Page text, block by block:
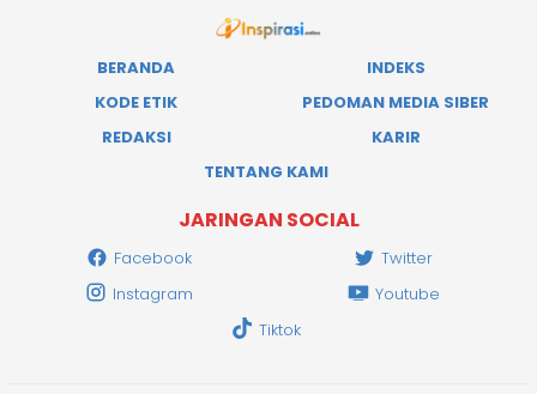
BERANDA
INDEKS
KODE ETIK
PEDOMAN MEDIA SIBER
REDAKSI
KARIR
TENTANG KAMI
JARINGAN SOCIAL
Facebook
Twitter
Instagram
Youtube
Tiktok